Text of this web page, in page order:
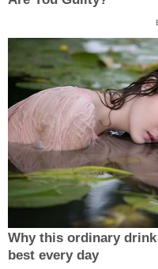
Why this ordinary
best every day